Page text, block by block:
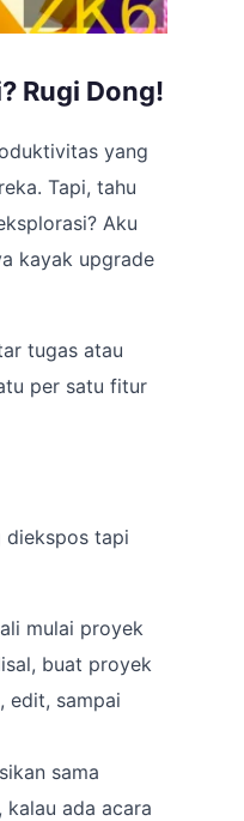
Rugi Dong!
yang
Tapi, tahu
Aku
kayak upgrade
tugas atau
per satu fitur
diekspos tapi
mulai proyek
buat proyek
edit, sampai
sama
ada acara